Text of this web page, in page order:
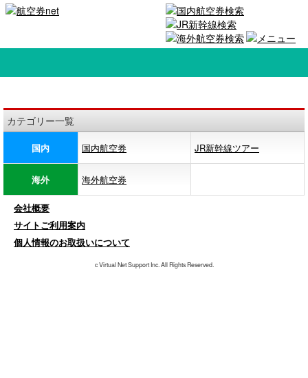
カテゴリー一覧
国内 国内航空券 JR新幹線ツアー
海外 海外航空券
会社概要
サイトご利用案内
個人情報のお取扱いについて
c Virtual Net Support Inc. All Rights Reserved.